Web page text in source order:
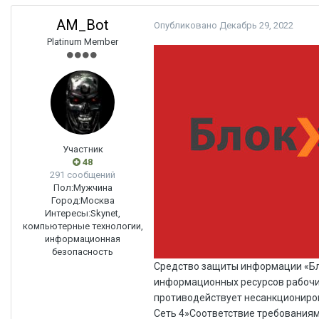
AM_Bot
Platinum Member
Участник
48
291 сообщений
Пол:Мужчина
Город:Москва
Интересы:Skynet,
компьютерные технологии,
информационная
безопасность
Опубликовано Декабрь 29, 2022
Средство защиты информации «Блокхост-Сеть 4» комплексно и многофункционально обеспечивает безопасность информационных ресурсов рабочих станций и серверов, контролирует съёмные машинные носители информации, противодействует несанкционированному доступу. ВведениеАрхитектура и системные требования «Блокхост-Сеть 4»Соответствие требованиям регуляторовФункциональные возможности «Блокхост-Сеть 4»4.1. Централизованное развёртывание клиентов и внешних пакетов4.2. Установка клиента «Блокхост-Сеть»4.3. Установка сторонних программ4.4. Построение иерархии серверов управления4.5. Общее описание политик4.6. Наследование политик в иерархии групп и серверовУправление политиками механизмов безопасности на примере контроля USB5.1. Разграничение доступа к USB-устройствам5.2. Формирование доверенного списка устройствУправление жизненным циклом токенов (смарт-карт) и сертификатов6.1. Жизненный цикл управления токенами и сертификатами6.1.1. Приостановка и возобновление использования токена6.1.2. Вывод токена из использования6.1.3. Изъятие токена6.1.4. Выпуск носителя для аутентификации по сертификату6.1.5. Удалённое управление токеном пользователя6.1.6. Двухфакторная аутентификация с сохранённым паролем6.1.7. Формирование актов выдачи / изъятия токенов6.1.8. Отображение информации о сертификатах6.1.9. Оповещение по почте6.1.10. Инициализация токеновСбор аудита по иерархии управления7.1. Архивирование событий аудита7.2. Сбор событий в SIEM головного сервераНовое в «Блокхост-Сеть 4»8.1. Централизованная установка клиентов управления в Linux-системах8.2. Аутентификация по паролю на токене (смарт-карте) в Linux-системах8.3. Аутентификация по сертификату на смарт-карте в Linux-системах8.4. Централизованное управление доверенной загрузкой8.4.1. Управление политиками механизмов безопасности8.4.2. Прямое управление до загрузки ОС8.4.3. Централизованный сбор аудитаВыводыВведениеСегодня вопросы обеспечения информационной безопасности становятся предметом особого внимания. На территории Российской Федерации операторы информационных систем давно обязаны блокировать попытки несанкционированного доступа к данным, а также на постоянной основе осуществлять мониторинг защищённости ИТ-инфраструктуры. При этом борьба с угрозами не может исчерпываться принятием только организационных мер. Для реализации технических мер характерно использование различных программных и программно-аппаратных средств. Средство защиты информации «Блокхост-Сеть 4» предназначено для защиты информационных ресурсов рабочих станций и серверов в соответствии с требованиями ФСТЭК России.Архитектура и системные требования «Блокхост-Сеть 4»Компоненты «Блокхост-Сеть 4» устанавливаются на компьютеры с процессорами архитектур x86 и AMD64 под управлением ОС Microsoft Windows 2008R2 / 7 / 8.1 / 2012 / 2012R2 / 10 / 2016 / 2019, Astra Linux SE («Смоленск»), «Альт 8 СП».В состав продукта входят консоль и сервер управления, клиент СЗИ, а также клиент